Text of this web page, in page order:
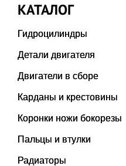
КАТАЛОГ
Гидроцилиндры
Детали двигателя
Двигатели в сборе
Карданы и крестовины
Коронки ножи бокорезы
Пальцы и втулки
Радиаторы